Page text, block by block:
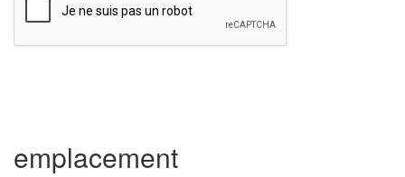
emplacementRéf. rusinyol | Vente